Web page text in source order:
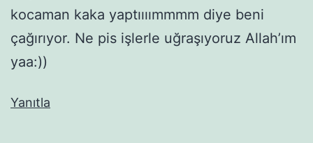
kocaman kaka yaptıııımmmm diye beni
çağırıyor. Ne pis işlerle uğraşıyoruz Allah’ım
yaa:))
Yanıtla